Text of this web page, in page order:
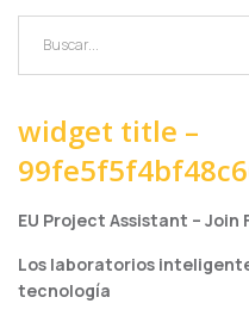
widget title –
EU Project Assistant – Join
Los laboratorios
tecnología